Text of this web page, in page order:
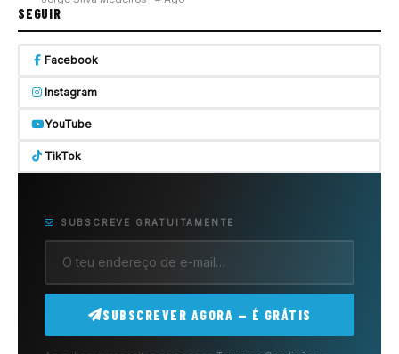
SEGUIR
Facebook
Instagram
YouTube
TikTok
SUBSCREVE GRATUITAMENTE
SUBSCREVER AGORA — É GRÁTIS